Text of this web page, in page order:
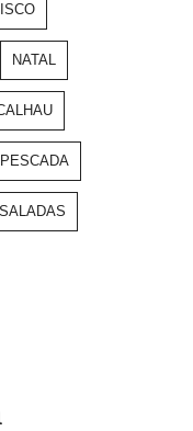
NATAL
SALADAS